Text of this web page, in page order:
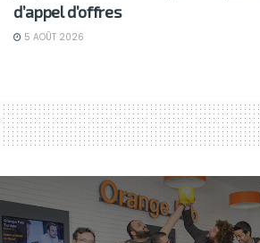
d’appel d’offres
5 AOÛT 2026